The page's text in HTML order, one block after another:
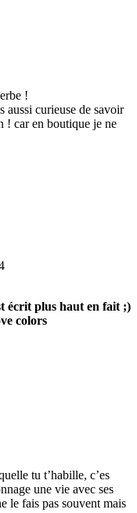
!
aussi curieuse de savoir
! car en boutique je ne
écrit plus haut en fait ;)
colors
tu t’habille, c’es
une vie avec ses
le fais pas souvent mais